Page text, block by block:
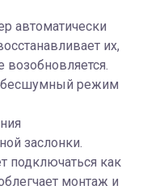
автоматически
их,
возобновляется.
бесшумный режим
заслонки.
подключаться как
монтаж и